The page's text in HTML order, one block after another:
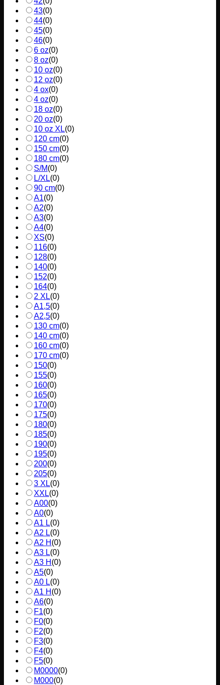
43(0)
44(0)
45(0)
46(0)
6 oz(0)
8 oz(0)
10 oz(0)
12 oz(0)
4 ox(0)
4 oz(0)
18 oz(0)
20 oz(0)
10 oz XL(0)
120 cm(0)
150 cm(0)
180 cm(0)
S/M(0)
L/XL(0)
90 cm(0)
A1(0)
A2(0)
A3(0)
A4(0)
XS(0)
116(0)
128(0)
140(0)
152(0)
164(0)
2 XL(0)
A1,5(0)
A2,5(0)
130 cm(0)
140 cm(0)
160 cm(0)
170 cm(0)
150(0)
155(0)
160(0)
165(0)
170(0)
175(0)
180(0)
185(0)
190(0)
195(0)
200(0)
205(0)
3 XL(0)
XXL(0)
A00(0)
A0(0)
A1 L(0)
A2 L(0)
A2 H (0)
A3 L(0)
A3 H (0)
A5(0)
A0 L(0)
A1 H (0)
A6(0)
F1(0)
F0(0)
F2(0)
F3(0)
F4(0)
F5(0)
M0000(0)
M000(0)